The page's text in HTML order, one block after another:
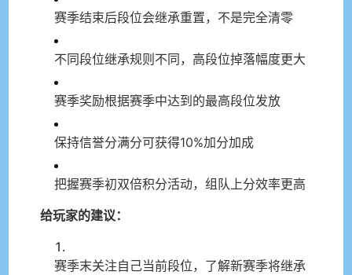
赛季结束后段位会继承重置，不是完全清零
不同段位继承规则不同，高段位掉落幅度更大
赛季奖励根据赛季中达到的最高段位发放
保持信誉分满分可获得10%加分加成
把握赛季初双倍积分活动，组队上分效率更高
给玩家的建议：
赛季末关注自己当前段位，了解新赛季将继承